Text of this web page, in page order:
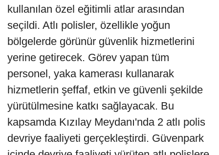
kullanılan özel eğitimli atlar arasından
seçildi. Atlı polisler, özellikle yoğun
bölgelerde görünür güvenlik hizmetlerini
yerine getirecek. Görev yapan tüm
personel, yaka kamerası kullanarak
hizmetlerin şeffaf, etkin ve güvenli şekilde
yürütülmesine katkı sağlayacak. Bu
kapsamda Kızılay Meydanı'nda 2 atlı polis
devriye faaliyeti gerçekleştirdi. Güvenpark